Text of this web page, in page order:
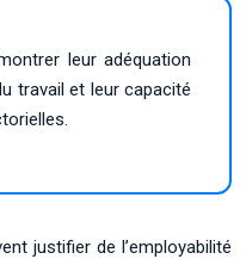
leur adéquation
travail et leur capacité
justifier de l’employabilité